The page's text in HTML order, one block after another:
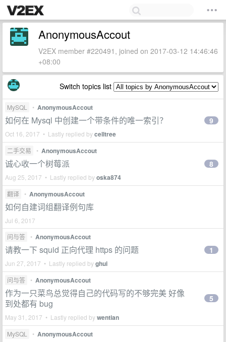
AnonymousAccout
V2EX member #220491, joined on 2017-03-12 14:46:46
+08:00
Switch topics list
MySQL • AnonymousAccout
如何在 Mysql 中创建一个带条件的唯一索引？
Oct 16, 2017 • Lastly replied bycelltree
9
二手交易 • AnonymousAccout
诚心收一个树莓派
Aug 25, 2017 • Lastly replied byoska874
8
翻译 • AnonymousAccout
如何自建词组翻译例句库
Jul 6, 2017
问与答
• AnonymousAccout
请教一下 squid 正向代理 https 的问题
Jun 27, 2017 • Lastly replied byghui
1
问与答 • AnonymousAccout
作为一只菜鸟总觉得自己的代码写的不够完美 好像
到处都有 bug
May 31, 2017 • Lastly replied bywentian
5
MySQL • AnonymousAccout